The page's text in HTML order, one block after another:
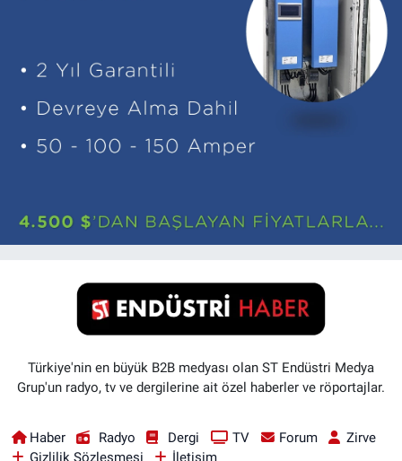
Türkiye'nin en büyük B2B medyası olan ST Endüstri Medya
Grup'un radyo, tv ve dergilerine ait özel haberler ve röportajlar.
Haber Radyo Dergi TV Forum
Zirve
Gizlilik Sözleşmesi
İletişim